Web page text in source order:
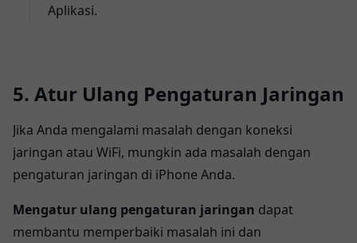
Aplikasi.
5. Atur Ulang Pengaturan Jaringan
Jika Anda mengalami masalah dengan koneksi
jaringan atau WiFi, mungkin ada masalah dengan
pengaturan jaringan di iPhone Anda.
Mengatur ulang pengaturan jaringan dapat
membantu memperbaiki masalah ini dan